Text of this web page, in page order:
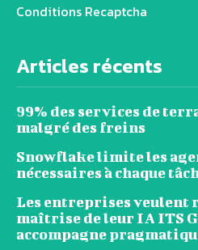
Conditions Recaptcha
Articles récents
99% des services de
malgré des freins
Snowflake limite les
nécessaires à chaque
Les entreprises veulent
maîtrise de leur IA ITS
accompagne